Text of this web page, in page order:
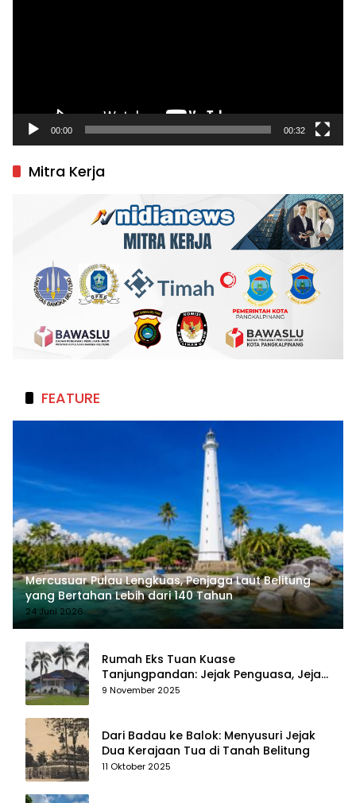
00:00 00:32
Mitra Kerja
FEATURE
Mercusuar Pulau Lengkuas, Penjaga Laut Belitung
yang Bertahan Lebih dari 140 Tahun
24 Juni 2026
Rumah Eks Tuan Kuase
Tanjungpandan: Jejak Penguasa, Jejak
Kenangan
9 November 2025
Dari Badau ke Balok: Menyusuri Jejak
Dua Kerajaan Tua di Tanah Belitung
11 Oktober 2025